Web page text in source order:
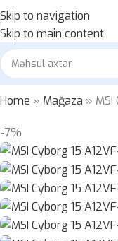
Skip to navigation
Skip to main content
Home » Mağaza » MSI
-7%